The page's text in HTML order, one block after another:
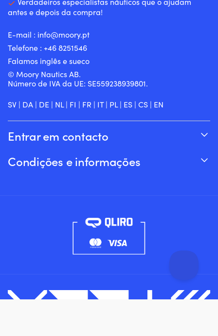
antes e depois da compra!
E-mail : info@moory.pt
Telefone : +46 8251546
Falamos inglês e sueco
© Moory Nautics AB.
Número de IVA da UE: SE559238939801.
SV | DA | DE | NL| FI | FR | IT| PL| ES | CS | EN
Entrar em contacto
Sobre a Moory
Condições e informações
Devoluções e reembolsos
Termos e Condições
Política de privacidade